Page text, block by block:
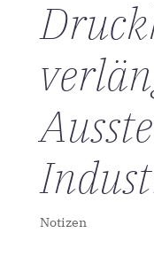
Notizen